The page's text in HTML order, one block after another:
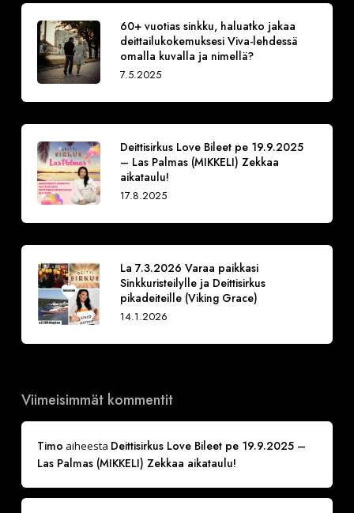
60+ vuotias sinkku, haluatko jakaa
deittailukokemuksesi Viva-lehdessä
omalla kuvalla ja nimellä?
7.5.2025
Deittisirkus Love Bileet pe 19.9.2025
– Las Palmas (MIKKELI) Zekkaa
aikataulu!
17.8.2025
La 7.3.2026 Varaa paikkasi
Sinkkuristeilylle ja Deittisirkus
pikadeiteille (Viking Grace)
14.1.2026
Viimeisimmät kommentit
Timo aiheesta Deittisirkus Love Bileet pe 19.9.2025 –
Las Palmas (MIKKELI) Zekkaa aikataulu!